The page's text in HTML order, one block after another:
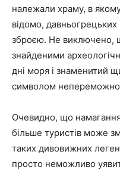
належали храму, в
відомо, давньогрецьких
зброєю. Не виключено,
знайденими
дні моря і знаменитий
символом
Очевидно, що
більше туристів може
таких дивовижних
просто неможливо